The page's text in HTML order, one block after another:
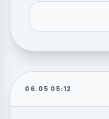
06.05 05:12